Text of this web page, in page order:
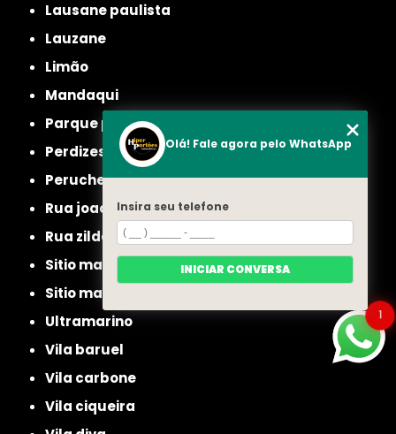
lausane paulista
lauzane
limão
mandaqui
parque peruche
perdizes
peruche
rua joao ruthe
rua zilda
sitio manda aqui
sitio mandaqui
ultramarino
vila baruel
vila carbone
vila ciqueira
1
Olá! Fale agora pelo WhatsApp
Insira seu telefone
INICIAR CONVERSA